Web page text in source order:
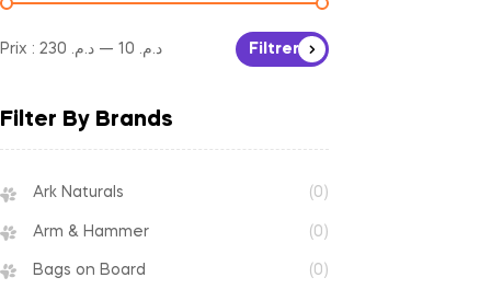
Filtrer
Prix : د.م. 10 — د.م. 230
Filter By Brands
Ark Naturals (0)
Arm & Hammer (0)
Bags on Board (0)